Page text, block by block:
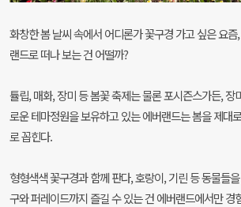
화창한 봄 날씨 속에서 어디론가 꽃구경 가고 싶은 요
랜드로 떠나 보는 건 어떨까?
튤립, 매화, 장미 등 봄꽃 축제는 물론 포시즌스가든, 장
로운 테마정원을 보유하고 있는 에버랜드는 봄을 제대
로 꼽힌다.
형형색색 꽃구경과 함께 판다, 호랑이, 기린 등 동물들
구와 퍼레이드까지 즐길 수 있는 건 에버랜드에서만 경